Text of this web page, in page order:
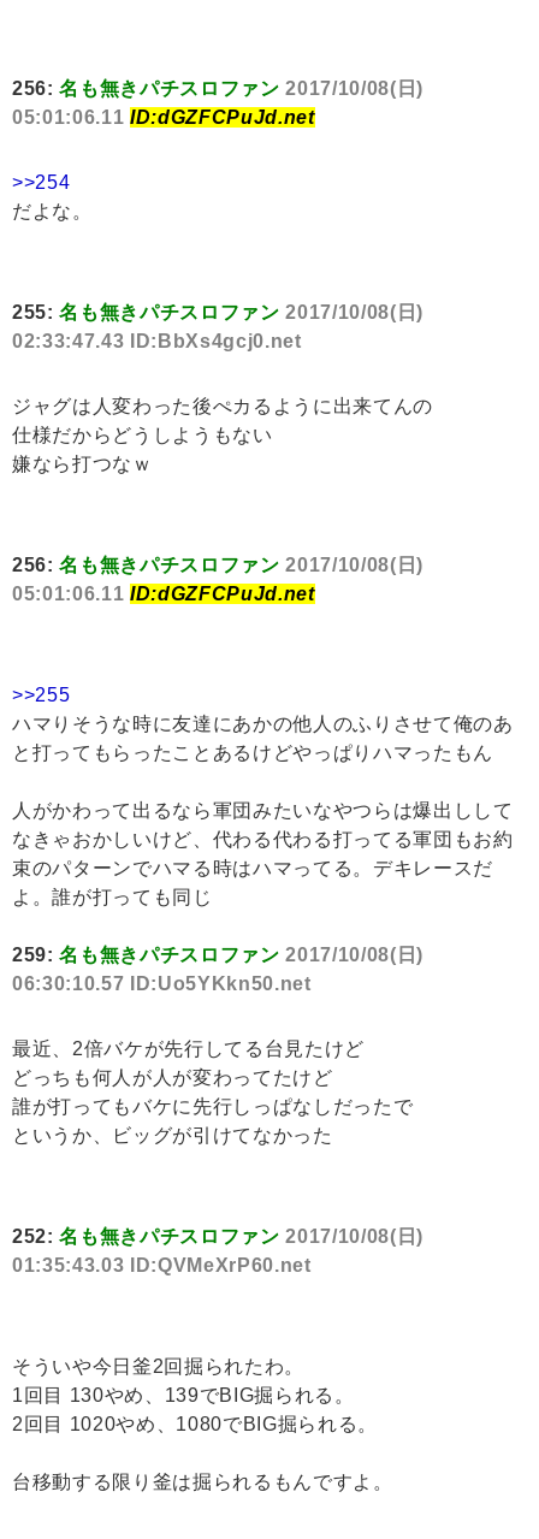
256:名も無きパチスロファン 2017/10/08(日)
05:01:06.11 ID:dGZFCPuJd.net
>>254
だよな。
255:名も無きパチスロファン 2017/10/08(日)
02:33:47.43 ID:BbXs4gcj0.net
ジャグは人変わった後ぺカるように出来てんの
仕様だからどうしようもない
嫌なら打つなｗ
256:名も無きパチスロファン 2017/10/08(日)
05:01:06.11 ID:dGZFCPuJd.net
>>255
ハマりそうな時に友達にあかの他人のふりさせて俺のあ
と打ってもらったことあるけどやっぱりハマったもん
人がかわって出るなら軍団みたいなやつらは爆出しして
なきゃおかしいけど、代わる代わる打ってる軍団もお約
束のパターンでハマる時はハマってる。デキレースだ
よ。誰が打っても同じ
259:名も無きパチスロファン 2017/10/08(日)
06:30:10.57 ID:Uo5YKkn50.net
最近、2倍バケが先行してる台見たけど
どっちも何人が人が変わってたけど
誰が打ってもバケに先行しっぱなしだったで
というか、ビッグが引けてなかった
252:名も無きパチスロファン 2017/10/08(日)
01:35:43.03 ID:QVMeXrP60.net
そういや今日釜2回掘られたわ。
1回目 130やめ、139でBIG掘られる。
2回目 1020やめ、1080でBIG掘られる。
台移動する限り釜は掘られるもんですよ。